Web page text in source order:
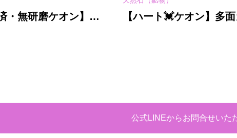
・無研磨ケオン】３
【ハート💓ケオン】多
公式LINEからお問合せいた